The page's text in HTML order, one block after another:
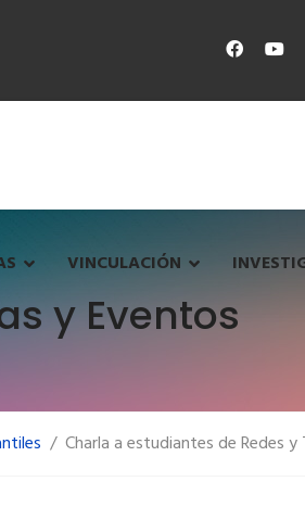
VINCULACIÓN
y Eventos
Charla a estudiantes de Redes